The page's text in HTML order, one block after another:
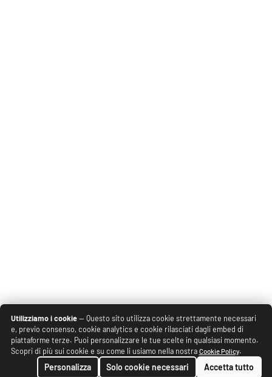
Utilizziamo i cookie— Questo sito utilizza cookie strettamente necessari
e, previo consenso, cookie analytics e cookie rilasciati dagli embed di
piattaforme terze. Puoi personalizzare le tue scelte in qualsiasi momento.
Scopri di più sui cookie e su come li usiamo nella nostra Cookie Policy.
Personalizza Solo cookie necessari Accetta tutto